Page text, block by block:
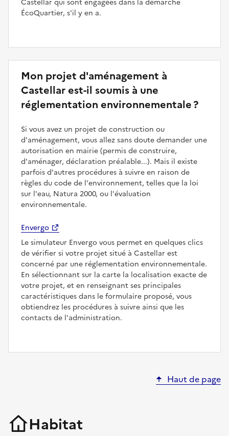
Castellar qui sont engagées dans la démarche
ÉcoQuartier, s'il y en a.
Mon projet d'aménagement à
Castellar est-il soumis à une
réglementation environnementale ?
Si vous avez un projet de construction ou
d'aménagement, vous allez sans doute demander une
autorisation en mairie (permis de construire,
d'aménager, déclaration préalable...). Mais il existe
parfois d'autres procédures à suivre en raison de
règles du code de l'environnement, telles que la loi
sur l'eau, Natura 2000, ou l'évaluation
environnementale.
Envergo
Le simulateur Envergo vous permet en quelques clics
de vérifier si votre projet situé à Castellar est
concerné par une réglementation environnementale.
En sélectionnant sur la carte la localisation exacte de
votre projet, et en renseignant ses principales
caractéristiques dans le formulaire proposé, vous
obtiendrez les procédures à suivre ainsi que les
contacts de l'administration.
Haut de page
Habitat